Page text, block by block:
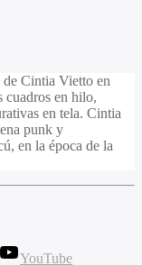
Cintia Vietto en
cuadros en hilo,
en tela. Cintia
punk y
en la época de la
YouTube